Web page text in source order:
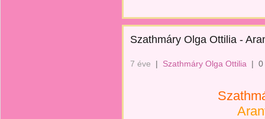
Szathmáry Olga Ottilia -
7 éve | Szathmáry Olga Ottilia | 0